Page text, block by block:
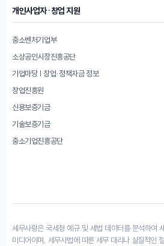
개인사업자·창업 지원
중소벤처기업부
소상공인시장진흥공단
기업마당 | 창업·정책자금 정보
창업진흥원
신용보증기금
기술보증기금
중소기업진흥공단
세무사랑은 국세청 예규 및 세법 데이터를 분석하여
미디어이며, 세무사법에 따른 세무 대리나 실질적인